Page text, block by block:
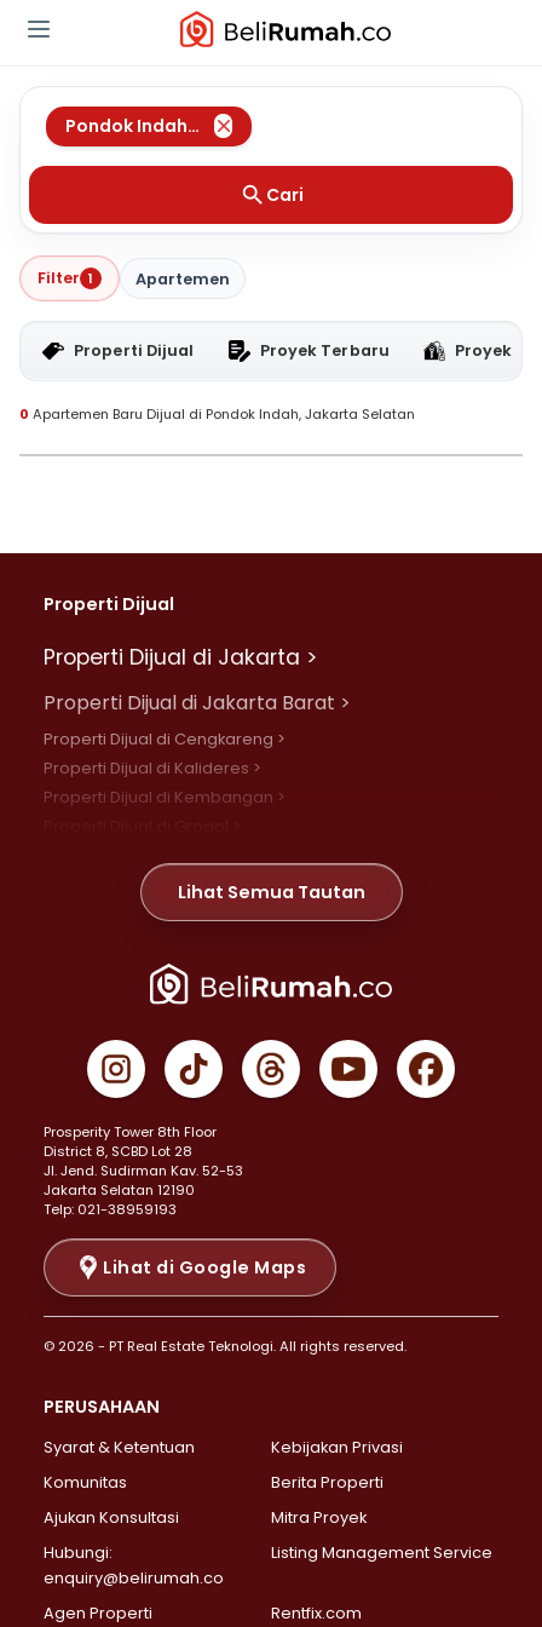
Pondok Indah
,Jakarta Selatan
Cari
Filter 1 Apartemen
Properti Dijual Proyek Terbaru Proyek
0 Apartemen Baru Dijual di Pondok Indah, Jakarta Selatan
Properti Dijual
Properti Dijual di Jakarta >
Properti Dijual di Jakarta Barat >
Properti Dijual di Cengkareng >
Properti Dijual di Kalideres >
Properti Dijual di Kembangan >
Properti Dijual di Meruya >
Properti Dijual di Jelambar >
Properti Dijual di Jakarta Pusat >
Properti Dijual di Gambir >
Properti Dijual di Johar Baru >
Properti Dijual di Menteng >
Properti Dijual di Senen >
Properti Dijual di Tanah Abang >
Properti Dijual di Cikini >
Properti Dijual di Kramat >
Properti Dijual di Pasar Baru >
Properti Dijual di Bendungan Hilir >
Properti Dijual di Jakarta Selatan >
Properti Dijual di Lebak Bulus >
Properti Dijual di Gandaria Selatan >
Properti Dijual di Pondok Labu >
Properti Dijual di Lenteng Agung >
Properti Dijual di Senayan >
Properti Dijual di Pondok Pinang >
Lihat Semua Tautan
Prosperity Tower 8th Floor
District 8, SCBD Lot 28
JI. Jend. Sudirman Kav. 52-53
Jakarta Selatan 12190
Telp: 021-38959193
Lihat di Google Maps
© 2026 - PT Real Estate Teknologi. All rights reserved.
PERUSAHAAN
Syarat & Ketentuan
Kebijakan Privasi
Komunitas
Berita Properti
Ajukan Konsultasi
Mitra Proyek
Hubungi:
enquiry@belirumah.co
Listing Management Service
Agen Properti Rentfix.com